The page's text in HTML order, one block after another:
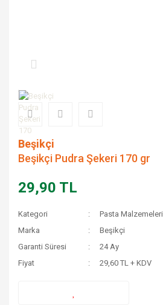
Beşikçi
Beşikçi Pudra Şekeri 170 gr
29,90 TL
Kategori
Pasta Malzemeleri
Marka
Beşikçi
Garanti Süresi
24 Ay
Fiyat
29,60 TL + KDV